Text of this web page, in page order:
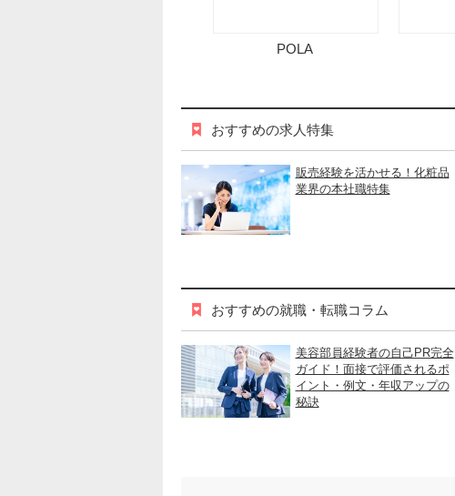
POLA
おすすめの求人特集
販売経験を活かせる！化粧品
業界の本社職特集
おすすめの就職・転職コラム
美容部員経験者の自己PR完全
ガイド！面接で評価されるポ
イント・例文・年収アップの
秘訣